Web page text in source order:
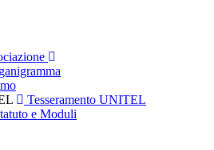
Tesseramento UNITEL
e Moduli